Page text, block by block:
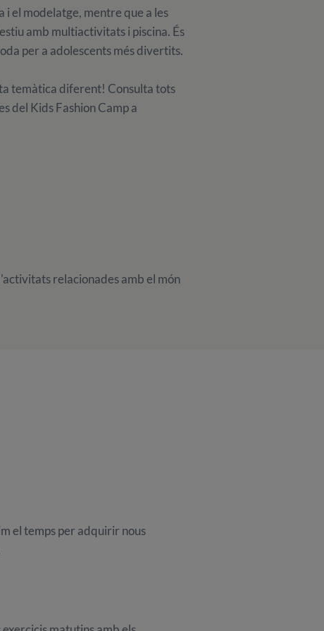
i el modelatge, mentre que a les
amb multiactivitats i piscina. És
per a adolescents més divertits.
temàtica diferent! Consulta tots
del Kids Fashion Camp a
relacionades amb el món
el temps per adquirir nous